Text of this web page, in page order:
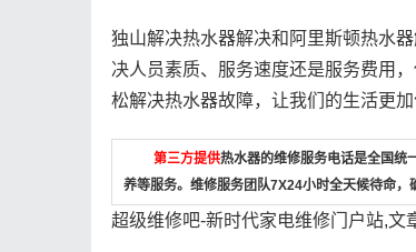
独山解决热水器解决和阿里斯顿热水
决人员素质、服务速度还是服务费用
松解决热水器故障，让我们的生活更加
第三方提供热水器的维修服务电话是全国统
养等服务。维修服务团队7X24小时全天候待命，
超级维修吧-新时代家电维修门户站,文